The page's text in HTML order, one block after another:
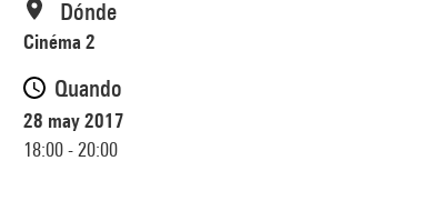
Dónde
Cinéma 2
Quando
28 may 2017
18:00 - 20:00